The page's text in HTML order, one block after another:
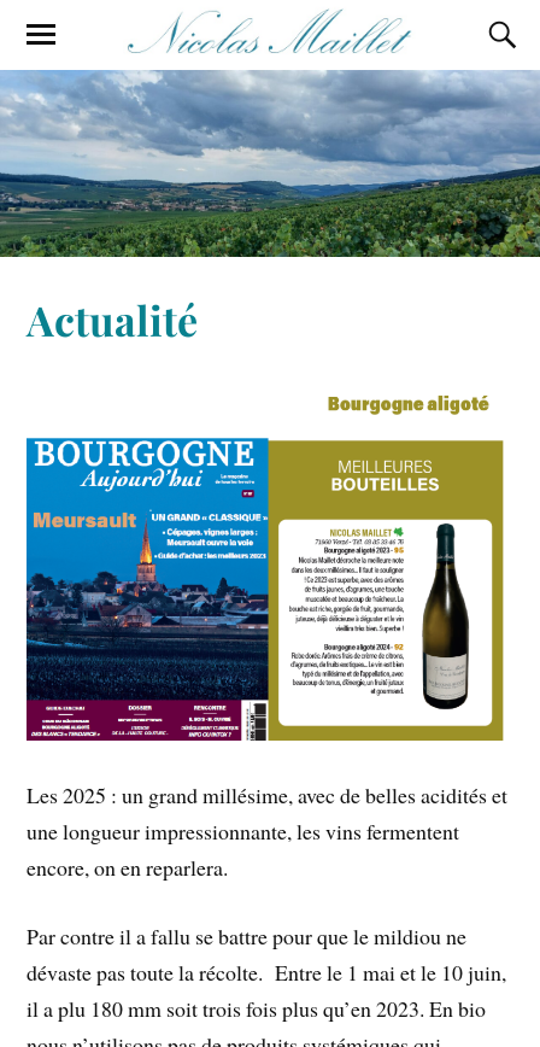
Actualité
Les 2025 : un grand millésime, avec de belles acidités et
une longueur impressionnante, les vins fermentent
encore, on en reparlera.
Par contre il a fallu se battre pour que le mildiou ne
dévaste pas toute la récolte. Entre le 1 mai et le 10 juin,
il a plu 180 mm soit trois fois plus qu’en 2023. En bio